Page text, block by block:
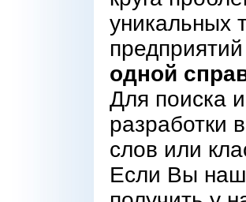
уникальных
одной
Для поиска
разработки
слов или
Если Вы